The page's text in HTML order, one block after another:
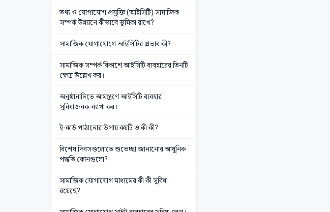
তথ্য ও যোগাযোগ প্রযুক্তি (আইসিটি) সামাজিক
সম্পর্ক উন্নয়নে কীভাবে ভূমিকা রাখে?
সামাজিক যোগাযোগে আইসিটির প্রভাব কী?
সামাজিক সম্পর্ক বিকাশে আইসিটি ব্যবহারের তিনটি
ক্ষেত্র উল্লেখ কর।
অনুষ্ঠানাদিতে আমন্ত্রণে আইসিটি ব্যবহার
সুবিধাজনক-ব্যাখা কর।
ই-কার্ড পাঠানোর উপায় কয়টি ও কী কী?
বিশেষ দিবসগুলোতে শুভেচ্ছা জানানোর আধুনিক
পদ্ধতি কোনগুলো?
সামাজিক যোগাযোগ মাধ্যমের কী কী সুবিধা
রয়েছে?